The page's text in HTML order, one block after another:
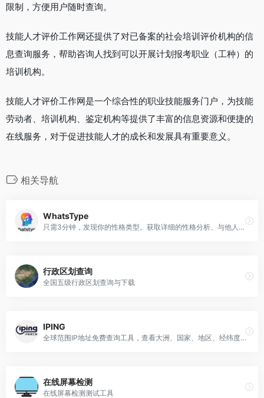
限制，方便用户随时查询。
技能人才评价工作网还提供了对已备案的社会培训评价机构的信
息查询服务，帮助咨询人找到可以开展计划报考职业（工种）的
培训机构。
技能人才评价工作网是一个综合性的职业技能服务门户，为技能
劳动者、培训机构、鉴定机构等提供了丰富的信息资源和便捷的
在线服务，对于促进技能人才的成长和发展具有重要意义。
相关导航
WhatsType
只需3分钟，发现你的性格类型。获取详细的性格分析、与他人的兼容性见解，以及个性化的学习风格和职业规划建议。
行政区划查询
全国五级行政区划查询与下载
IPING
全球范围IP地址免费查询工具，查看大洲、国家、地区、经纬度、ISP 和域名等详细信息。
在线屏幕检测
在线屏幕检测测试工具